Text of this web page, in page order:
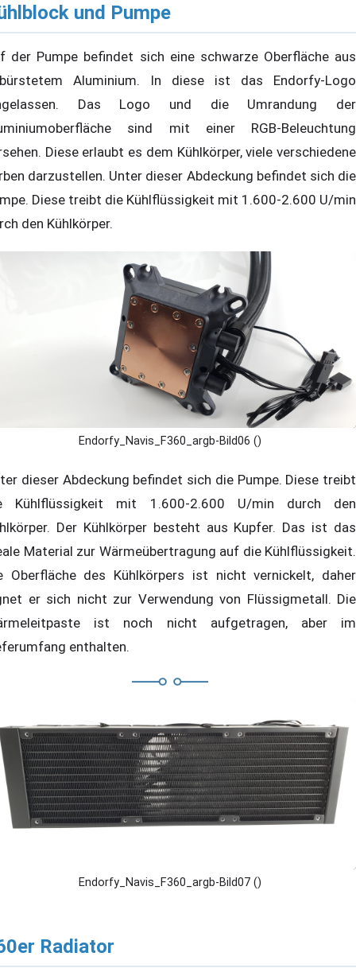
und Pumpe
der Pumpe befindet sich eine schwarze Oberfläche aus
Aluminium. In diese ist das Endorfy-Logo
Das Logo und die Umrandung der
sind mit einer RGB-Beleuchtung
Diese erlaubt es dem Kühlkörper, viele verschiedene
darzustellen. Unter dieser Abdeckung befindet sich die
Diese treibt die Kühlflüssigkeit mit 1.600-2.600 U/min
den Kühlkörper.
Endorfy_Navis_F360_argb-Bild06 ()
dieser Abdeckung befindet sich die Pumpe. Diese treibt
Kühlflüssigkeit mit 1.600-2.600 U/min durch den
Der Kühlkörper besteht aus Kupfer. Das ist das
Material zur Wärmeübertragung auf die Kühlflüssigkeit.
Oberfläche des Kühlkörpers ist nicht vernickelt, daher
er sich nicht zur Verwendung von Flüssigmetall. Die
ist noch nicht aufgetragen, aber im
enthalten.
Endorfy_Navis_F360_argb-Bild07 ()
Radiator